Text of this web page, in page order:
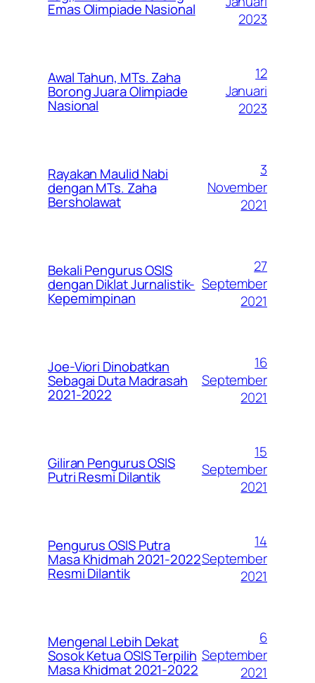
Emas Olimpiade Nasional
2023
Awal Tahun, MTs. Zaha
Borong Juara Olimpiade
Nasional
12
Januari
2023
Rayakan Maulid Nabi
dengan MTs. Zaha
Bersholawat
3
November
2021
Bekali Pengurus OSIS
dengan Diklat Jurnalistik-
Kepemimpinan
27
September
2021
Joe-Viori Dinobatkan
Sebagai Duta Madrasah
2021-2022
16
September
2021
Giliran Pengurus OSIS
Putri Resmi Dilantik
15
September
2021
Pengurus OSIS Putra
Masa Khidmah 2021-2022
Resmi Dilantik
14
September
2021
Mengenal Lebih Dekat
Sosok Ketua OSIS Terpilih
Masa Khidmat 2021-2022
6
September
2021